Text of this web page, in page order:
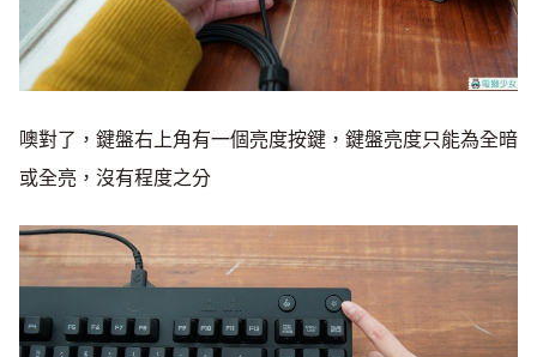
噢對了，鍵盤右上角有一個亮度按鍵，鍵盤亮度只能為全暗
或全亮，沒有程度之分